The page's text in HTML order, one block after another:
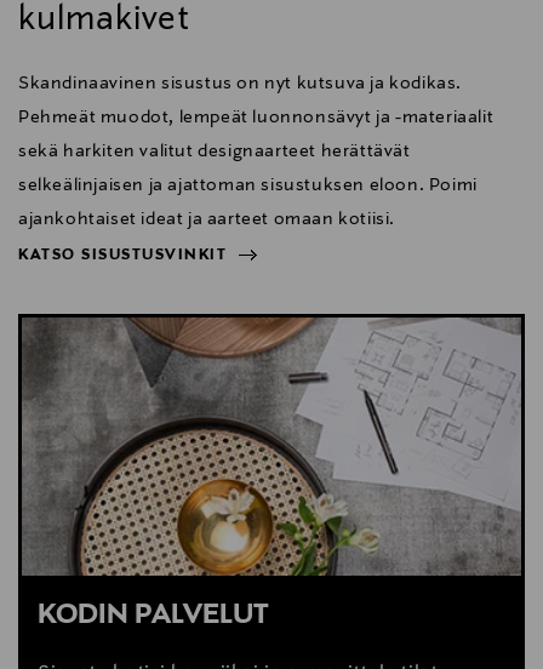
kulmakivet
Skandinaavinen sisustus on nyt kutsuva ja kodikas.
Pehmeät muodot, lempeät luonnonsävyt ja -materiaalit
sekä harkiten valitut designaarteet herättävät
selkeälinjaisen ja ajattoman sisustuksen eloon. Poimi
ajankohtaiset ideat ja aarteet omaan kotiisi.
KATSO SISUSTUSVINKIT
KATSO SISUSTUSVINKIT
KODIN PALVELUT